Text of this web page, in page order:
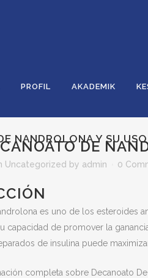
PROFIL AKADEMIK
NANDROLONA Y SU
DE
Uncategorized by admin 0
es uno de los esteroides
capacidad de promover la
de insulina puede
completa sobre Decanoato